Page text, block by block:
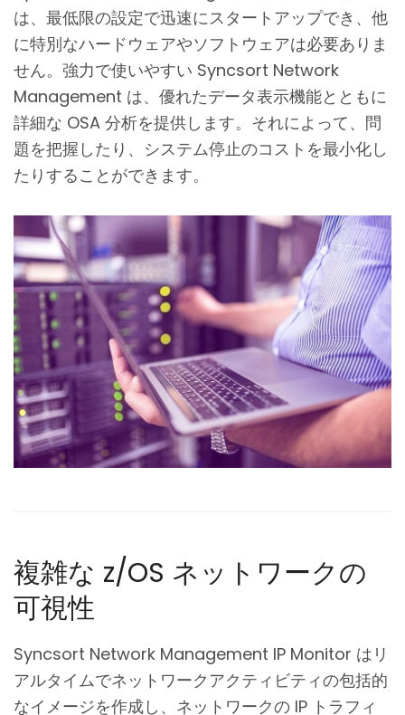
は、最低限の設定で迅速にスタートアップでき、他
に特別なハードウェアやソフトウェアは必要ありま
せん。強力で使いやすい Syncsort Network
Management は、優れたデータ表示機能とともに
詳細な OSA 分析を提供します。それによって、問
題を把握したり、システム停止のコストを最小化し
たりすることができます。
複雑な z/OS ネットワークの
可視性
Syncsort Network Management IP Monitor はリ
アルタイムでネットワークアクティビティの包括的
なイメージを作成し、ネットワークの IP トラフィ